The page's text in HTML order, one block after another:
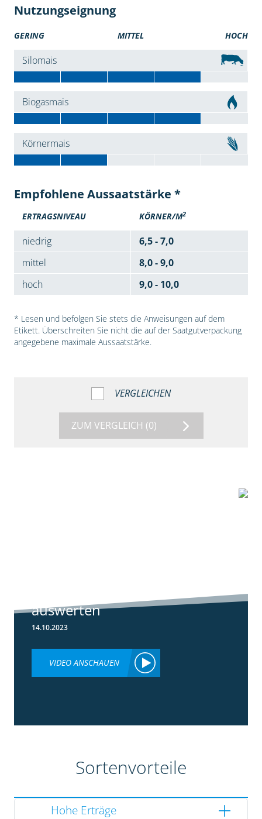
Nutzungseignung
GERING MITTEL HOCH
Silomais
Biogasmais
Körnermais
Empfohlene Aussaatstärke *
ERTRAGSNIVEAU KÖRNER/M2
niedrig
6,5 - 7,0
mittel
8,0 - 9,0
hoch
9,0 - 10,0
* Lesen und befolgen Sie stets die Anweisungen auf dem
Etikett. Überschreiten Sie nicht die auf der Saatgutverpackung
angegebene maximale Aussaatstärke.
VERGLEICHEN
ZUM VERGLEICH (0)
auswerten
14.10.2023
VIDEO ANSCHAUEN
Sortenvorteile
Hohe Erträge